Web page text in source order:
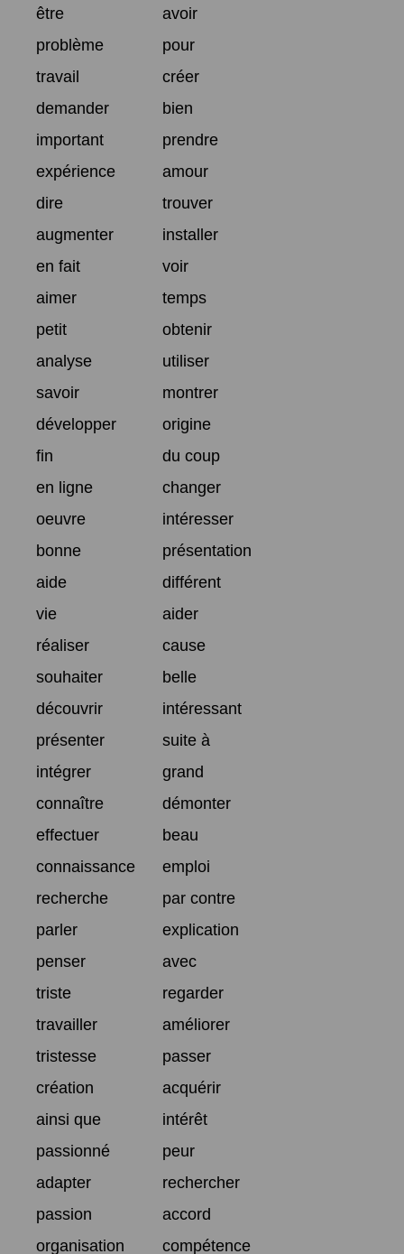
être
avoir
problème
pour
travail
créer
demander
bien
important
prendre
expérience
amour
dire
trouver
augmenter
installer
en fait
voir
aimer
temps
petit
obtenir
analyse
utiliser
savoir
montrer
développer
origine
fin
du coup
en ligne
changer
oeuvre
intéresser
bonne
présentation
aide
différent
vie
aider
réaliser
cause
souhaiter
belle
découvrir
intéressant
présenter
suite à
intégrer
grand
connaître
démonter
effectuer
beau
connaissance
emploi
recherche
par contre
parler
explication
penser
avec
triste
regarder
travailler
améliorer
tristesse
passer
création
acquérir
ainsi que
intérêt
passionné
peur
adapter
rechercher
passion
accord
organisation
compétence